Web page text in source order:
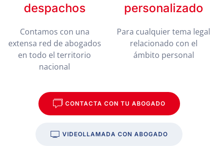
despachos
Contamos con una
extensa red de abogados
en todo el territorio
nacional
personalizado
Para cualquier tema legal
relacionado con el
ámbito personal
CONTACTA CON TU ABOGADO
VIDEOLLAMADA CON ABOGADO